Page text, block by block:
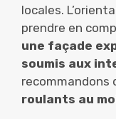
locales.
prendre en
une façade
soumis aux
recommandons
roulants au